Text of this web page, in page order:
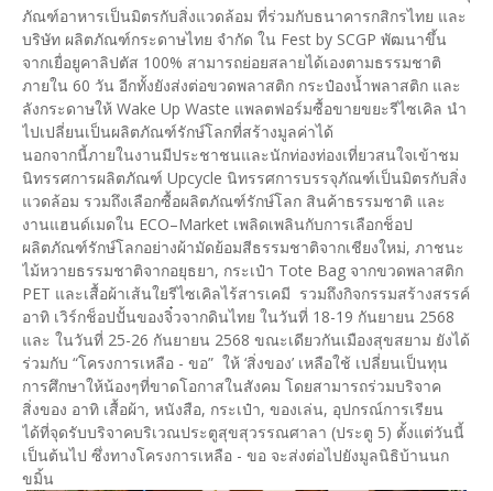
ภัณฑ์อาหารเป็นมิตรกับสิ่งแวดล้อม ที่ร่วมกับธนาคารกสิกรไทย และ
บริษัท ผลิตภัณฑ์กระดาษไทย จำกัด ใน Fest by SCGP พัฒนาขึ้น
จากเยื่อยูคาลิปตัส 100% สามารถย่อยสลายได้เองตามธรรมชาติ
ภายใน 60 วัน อีกทั้งยังส่งต่อขวดพลาสติก กระป๋องน้ำพลาสติก และ
ลังกระดาษให้ Wake Up Waste แพลตฟอร์มซื้อขายขยะรีไซเคิล นำ
ไปเปลี่ยนเป็นผลิตภัณฑ์รักษ์โลกที่สร้างมูลค่าได้
นอกจากนี้ภายในงานมีประชาชนและนักท่องท่องเที่ยวสนใจเข้าชม
นิทรรศการผลิตภัณฑ์ Upcycle นิทรรศการบรรจุภัณฑ์เป็นมิตรกับสิ่ง
แวดล้อม รวมถึงเลือกซื้อผลิตภัณฑ์รักษ์โลก สินค้าธรรมชาติ และ
งานแฮนด์เมดใน ECO–Market เพลิดเพลินกับการเลือกช็อป
ผลิตภัณฑ์รักษ์โลกอย่างผ้ามัดย้อมสีธรรมชาติจากเชียงใหม่, ภาชนะ
ไม้หวายธรรมชาติจากอยุธยา, กระเป๋า Tote Bag จากขวดพลาสติก
PET และเสื้อผ้าเส้นใยรีไซเคิลไร้สารเคมี รวมถึงกิจกรรมสร้างสรรค์
อาทิ เวิร์กช็อปปั้นของจิ๋วจากดินไทย ในวันที่ 18-19 กันยายน 2568
และ ในวันที่ 25-26 กันยายน 2568 ขณะเดียวกันเมืองสุขสยาม ยังได้
ร่วมกับ “โครงการเหลือ - ขอ” ให้ ‘สิ่งของ’ เหลือใช้ เปลี่ยนเป็นทุน
การศึกษาให้น้องๆที่ขาดโอกาสในสังคม โดยสามารถร่วมบริจาค
สิ่งของ อาทิ เสื้อผ้า, หนังสือ, กระเป๋า, ของเล่น, อุปกรณ์การเรียน
ได้ที่จุดรับบริจาคบริเวณประตูสุขสุวรรณศาลา (ประตู 5) ตั้งแต่วันนี้
เป็นต้นไป ซึ่งทางโครงการเหลือ - ขอ จะส่งต่อไปยังมูลนิธิบ้านนก
ขมิ้น